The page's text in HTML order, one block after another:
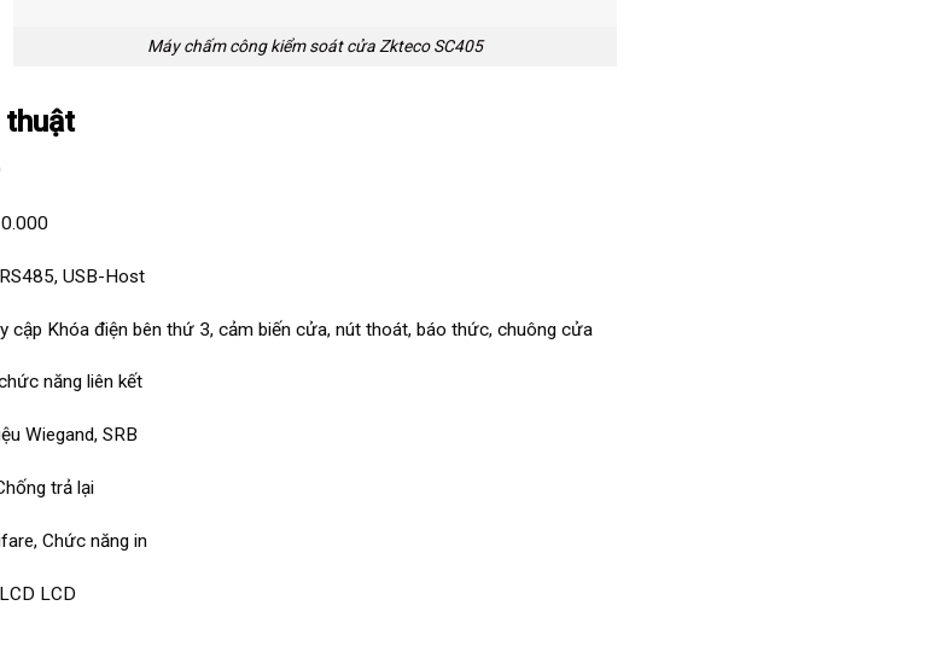
Máy chấm công kiểm soát cửa Zkteco SC405
thuật
USB-Host
cập Khóa điện bên thứ 3, cảm biến cửa, nút thoát, báo thức, chuông cửa
năng liên kết
Wiegand, SRB
trả lại
Chức năng in
LCD